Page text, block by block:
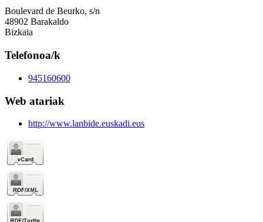
Boulevard de Beurko, s/n
48902 Barakaldo
Bizkaia
Telefonoa/k
945160600
Web atariak
http://www.lanbide.euskadi.eus